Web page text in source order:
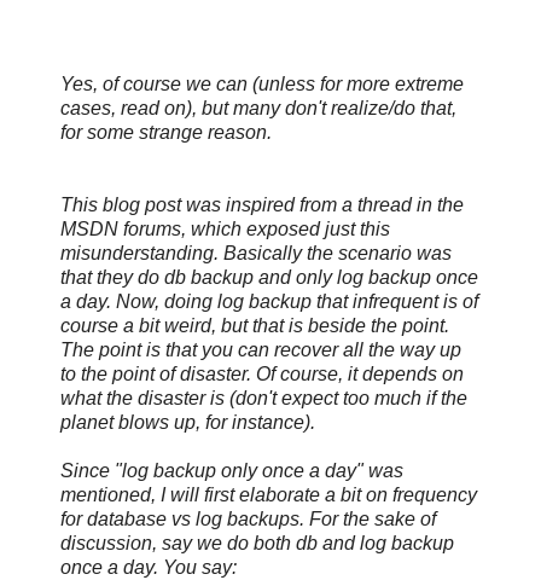
Yes, of course we can (unless for more extreme
cases, read on), but many don't realize/do that,
for some strange reason.
This blog post was inspired from a thread in the
MSDN forums, which exposed just this
misunderstanding. Basically the scenario was
that they do db backup and only log backup once
a day. Now, doing log backup that infrequent is of
course a bit weird, but that is beside the point.
The point is that you can recover all the way up
to the point of disaster. Of course, it depends on
what the disaster is (don't expect too much if the
planet blows up, for instance).
Since "log backup only once a day" was
mentioned, I will first elaborate a bit on frequency
for database vs log backups. For the sake of
discussion, say we do both db and log backup
once a day. You say: